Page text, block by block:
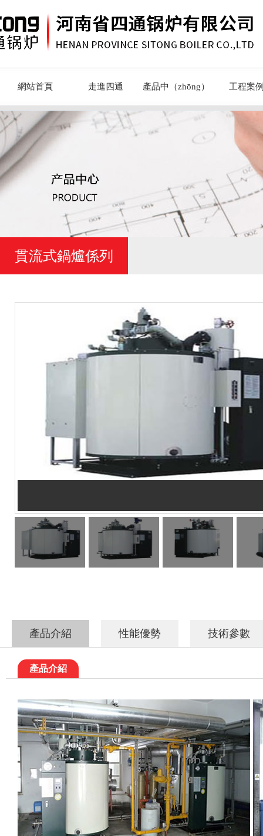
網站首頁 走進四通 產品中（zhōng） 工程案
貫流式鍋爐係列
產品介紹 性能優勢 技術參數
產品介紹